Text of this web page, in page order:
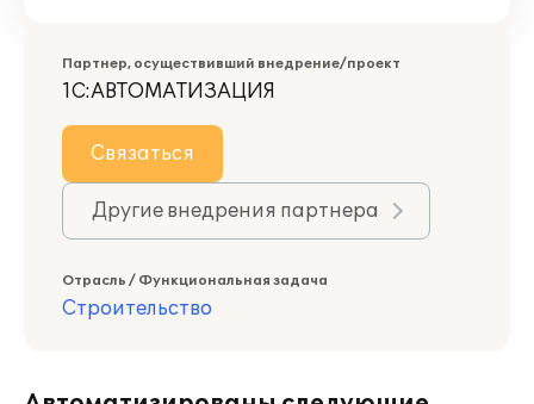
Партнер, осуществивший внедрение/проект
1С:АВТОМАТИЗАЦИЯ
Связаться
Другие внедрения партнера
Отрасль / Функциональная задача
Строительство